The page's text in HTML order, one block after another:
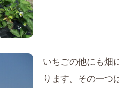
いちごの他にも畑
ります。その一つ